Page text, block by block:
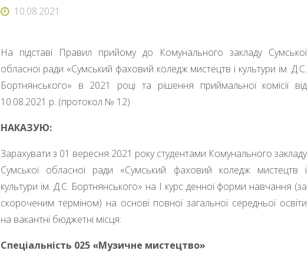
10.08.2021
На підставі Правил прийому до Комунального закладу Сумської
обласної ради «Сумський фаховий коледж мистецтв і культури ім. Д.С.
Бортнянського» в 2021 році та рішення приймальної комісії від
10.08.2021 р. (протокол № 12)
НАКАЗУЮ:
Зарахувати з 01 вересня 2021 року студентами Комунального закладу
Сумської обласної ради «Сумський фаховий коледж мистецтв і
культури ім. Д.С. Бортнянського» на І курс денної форми навчання (за
скороченим терміном) на основі повної загальної середньої освіти
на вакантні бюджетні місця:
Спеціальність 025 «Музичне мистецтво»